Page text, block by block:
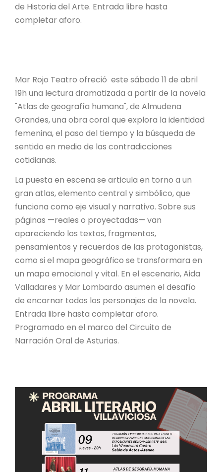
de Historia del Arte. Entrada libre hasta
completar aforo.
Mar Rojo Teatro ofreció este sábado 11 de abril
19h una lectura dramatizada a partir de la novela
"Atlas de geografía humana", de Almudena
Grandes, una obra coral que explora la identidad
femenina, el paso del tiempo y la búsqueda de
sentido en medio de las contradicciones
cotidianas.
La puesta en escena se articula en torno a un
gran atlas, elemento central y simbólico, que
funciona como eje visual y narrativo. Sobre sus
páginas —reales o proyectadas— van
apareciendo los textos, fragmentos,
pensamientos y recuerdos de las protagonistas,
como si el mapa geográfico se transformara en
un mapa emocional y vital. En el escenario, Aida
Valladares y Mar Lombardo asumen el desafío
de encarnar todos los personajes de la novela.
Entrada libre hasta completar aforo.
Programado en el marco del Circuito de
Narración Oral de Asturias.